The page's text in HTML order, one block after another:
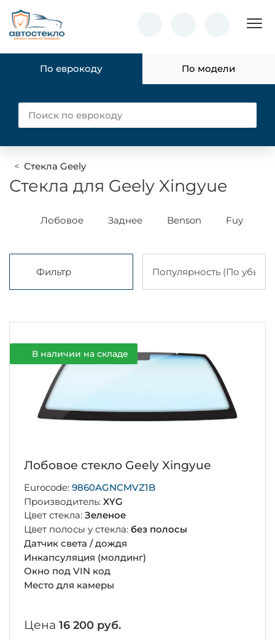
По еврокоду По модели
Стекла Geely
Стекла для Geely Xingyue
Лобовое Заднее Benson Fuyao
Фильтр
В наличии на складе
Лобовое стекло Geely Xingyue
Eurocode: 9860AGNCMVZ1B
Производитель: XYG
Цвет стекла: Зеленое
Цвет полосы у стекла: без полосы
Датчик света / дождя
Инкапсуляция (молдинг)
Окно под VIN код
Место для камеры
Цена 16 200 руб.